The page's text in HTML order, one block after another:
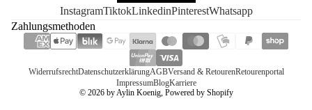
InstagramTiktokLinkedinPinterestWhatsapp
Zahlungsmethoden
WiderrufsrechtDatenschutzerklärungAGBVersand & RetourenRetourenportal
ImpressumBlogKarriere
© 2026 by Aylin Koenig, Powered by Shopify